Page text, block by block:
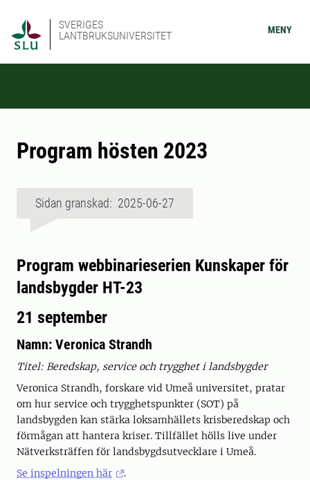
SVERIGES
LANTBRUKSUNIVERSITET
MENY
Program hösten 2023
Sidan granskad: 2025-06-27
Program webbinarieserien Kunskaper för
landsbygder HT-23
21 september
Namn: Veronica Strandh
Titel: Beredskap, service och trygghet i landsbygder
Veronica Strandh, forskare vid Umeå universitet, pratar
om hur service och trygghetspunkter (SOT) på
landsbygden kan stärka loksamhällets krisberedskap och
förmågan att hantera kriser. Tillfället hölls live under
Nätverksträffen för landsbygdsutvecklare i Umeå.
Se inspelningen här
.